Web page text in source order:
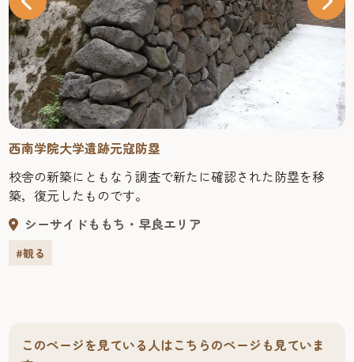
西南学院大学遺跡元寇防塁
校舎の新築にともなう調査で新たに確認された防塁を移
築，復元したものです。
シーサイドももち・早良エリア
#観る
このページを見ている人はこちらのページも見ていま